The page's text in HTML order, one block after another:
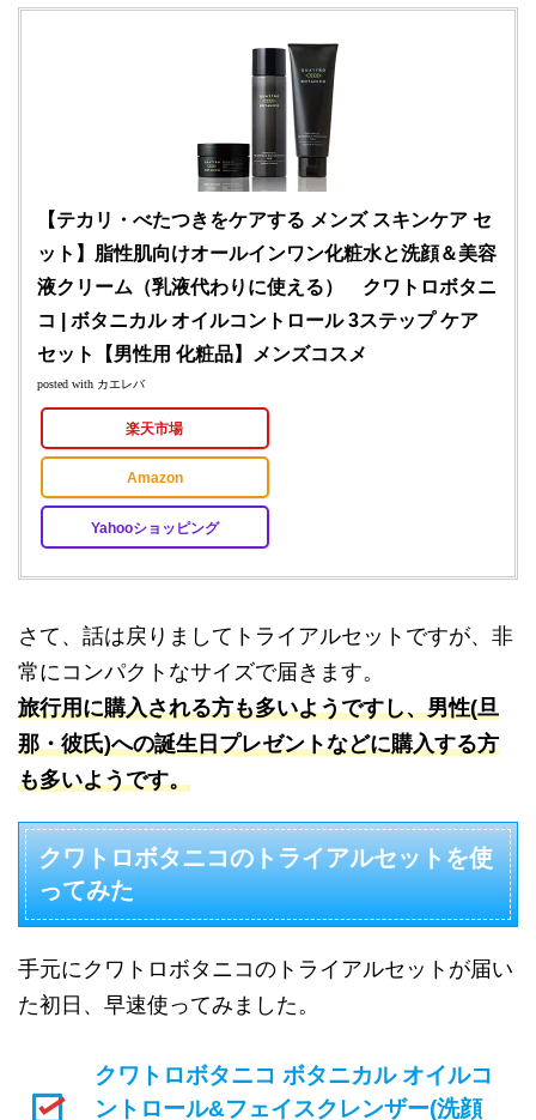
【テカリ・べたつきをケアする メンズ スキンケア セ
ット】脂性肌向けオールインワン化粧水と洗顔＆美容
液クリーム（乳液代わりに使える） クワトロボタニ
コ | ボタニカル オイルコントロール 3ステップ ケア
セット【男性用 化粧品】メンズコスメ
posted with カエレバ
楽天市場
Amazon
Yahooショッピング
さて、話は戻りましてトライアルセットですが、非
常にコンパクトなサイズで届きます。
旅行用に購入される方も多いようですし、男性(旦
那・彼氏)への誕生日プレゼントなどに購入する方
も多いようです。
クワトロボタニコのトライアルセットを使
ってみた
手元にクワトロボタニコのトライアルセットが届い
た初日、早速使ってみました。
クワトロボタニコ ボタニカル オイルコ
ントロール&フェイスクレンザー(洗顔